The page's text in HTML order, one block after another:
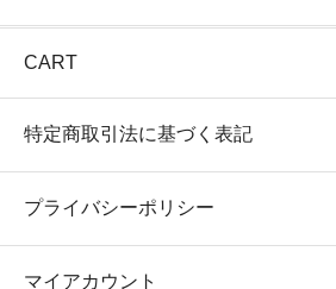
CART
特定商取引法に基づく表記
プライバシーポリシー
マイアカウント